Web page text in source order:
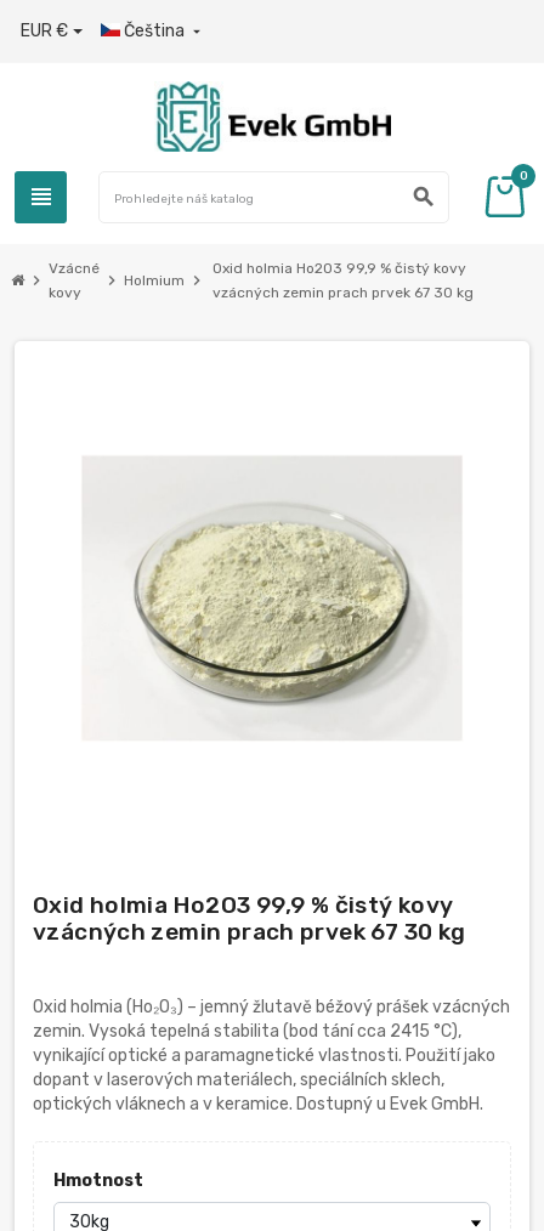
EUR € Čeština 
view_headline search
0
chevron_right
Vzácné
kovy
chevron_right Holmium chevron_right
Oxid holmia Ho2O3 99,9 % čistý kovy
vzácných zemin prach prvek 67 30 kg
Oxid holmia Ho2O3 99,9 % čistý kovy
vzácných zemin prach prvek 67 30 kg
Oxid holmia (Ho₂O₃) – jemný žlutavě béžový prášek vzácných
zemin. Vysoká tepelná stabilita (bod tání cca 2415 °C),
vynikající optické a paramagnetické vlastnosti. Použití jako
dopant v laserových materiálech, speciálních sklech,
optických vláknech a v keramice. Dostupný u Evek GmbH.
Hmotnost